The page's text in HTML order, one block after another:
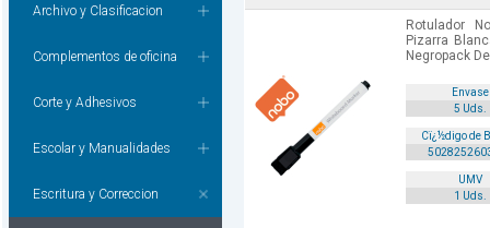
Archivo y Clasificacion
Complementos de oficina
Corte y Adhesivos
Escolar y Manualidades
Escritura y Correccion
Rotulador
Pizarra
Negropack
Envase
5 Uds.
Cï¿½digo de
UMV
1 Uds.